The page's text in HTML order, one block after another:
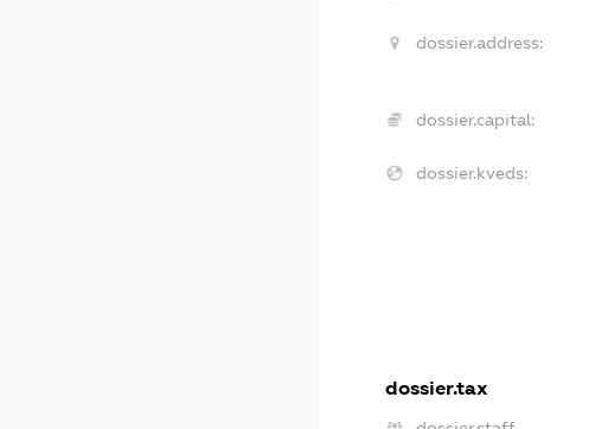
dossier.address:
dossier.capital:
dossier.kveds:
dossier.tax